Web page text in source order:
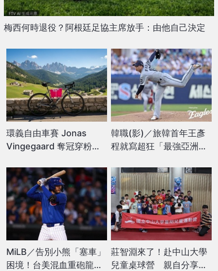
梅西何時退役？阿根廷足協主席放手：由他自己決定
環義自由車賽 Jonas
Vingegaard 奪冠穿粉紅
韓職(影)／旅韓首年王彥
程就寫超狂「最強亞洲外
季第10勝
MiLB／告別小熊「塞車」
困境！台美混血重砲龍恩
莊智淵來了！赴中山大學
兒童桌球營 親自分享賽